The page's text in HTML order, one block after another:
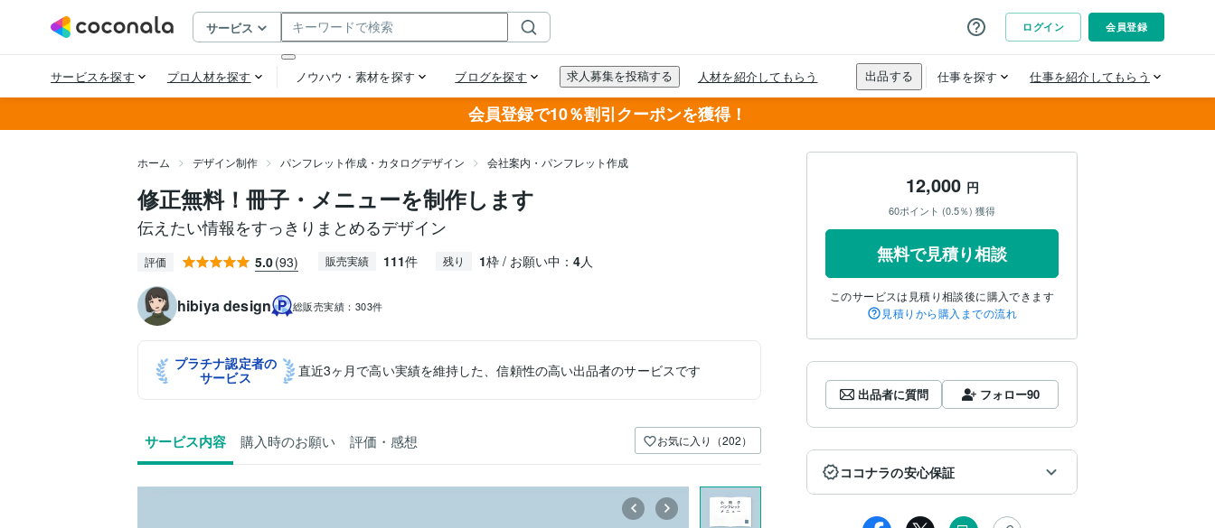
会員登録で10％割引クーポンを獲得！
ホーム デザイン制作 パンフレット作成・カタログデザイン 会社案内・パンフレット作成
修正無料！冊子・メニューを制作します
伝えたい情報をすっきりまとめるデザイン
評価 5.0(93) 販売実績 111件 残り 1枠 / お願い中： 4人
hibiya design 総販売実績： 303件
プラチナ認定者の
サービス
直近3ヶ月で高い実績を維持した、信頼性の高い出品者のサービスです
サービス内容 購入時のお願い 評価・感想 お気に入り（202）
12,000 円
60ポイント (0.5％) 獲得
無料で見積り相談
このサービスは見積り相談後に購入できます
見積りから購入までの流れ
出品者に質問 フォロー90
ココナラの安心保証